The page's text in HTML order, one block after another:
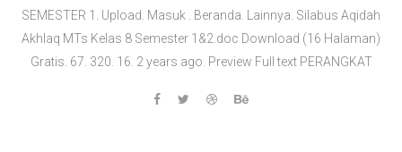
SEMESTER 1. Upload. Masuk . Beranda. Lainnya. Silabus Aqidah
Akhlaq MTs Kelas 8 Semester 1&2.doc Download (16 Halaman)
Gratis. 67. 320. 16. 2 years ago. Preview Full text PERANGKAT